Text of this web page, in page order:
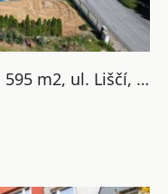
Prodej stavebního pozemku, 595 m2, ul. Liščí, Nová Ves, Praha 5